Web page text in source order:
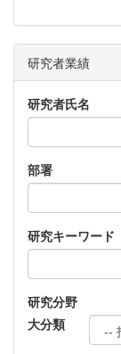
研究者業績
研究者氏名
部署
研究キーワード
研究分野
大分類